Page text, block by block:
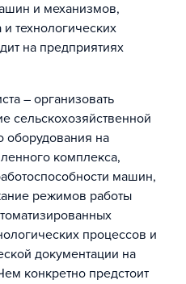
и механизмов,
технологических
на предприятиях
– организовать
сельскохозяйственной
оборудования на
комплекса,
машин,
режимов работы
процессов и
документации на
конкретно предстоит